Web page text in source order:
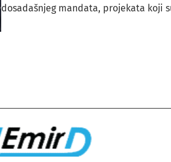
dosadašnjeg mandata, projekata koji